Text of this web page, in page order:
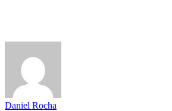
Daniel Rocha